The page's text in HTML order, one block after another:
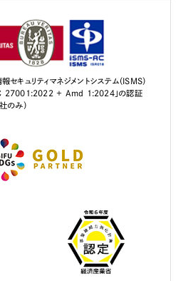
セキュリティマネジメントシステム（ISMS）
27001:2022 + Amd 1:2024」の認証
のみ）